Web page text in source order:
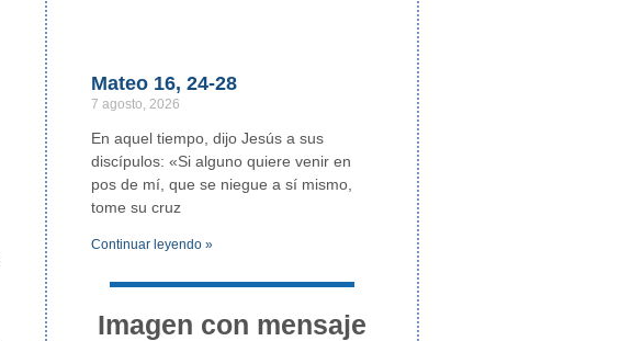
Mateo 16, 24-28
7 agosto, 2026
En aquel tiempo, dijo Jesús a sus
discípulos: «Si alguno quiere venir en
pos de mí, que se niegue a sí mismo,
tome su cruz
Continuar leyendo »
Imagen con mensaje